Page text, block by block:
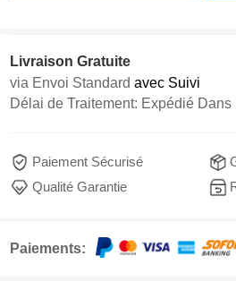
Livraison Gratuite
via Envoi Standard avec Suivi
Délai de Traitement: Expédié Dans
Paiement Sécurisé
Qualité Garantie
Paiements: